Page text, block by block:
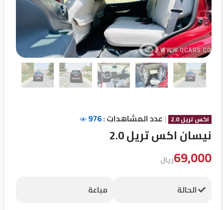
تسجيل
الدخول
English
مستثمري
المعارض
اكس تريل 2.0 | عدد المشاهدات :976
نيسان اكس تريل 2.0
69,000ريال
الحالة
مباعة